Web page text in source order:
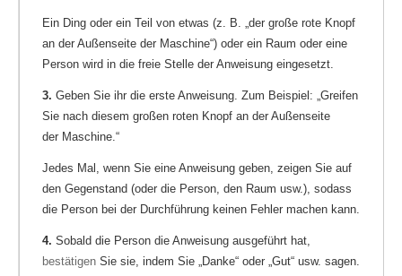
Ein Ding oder ein Teil von etwas (z. B. „der große rote Knopf
an der Außenseite der Maschine“) oder ein Raum oder eine
Person wird in die freie Stelle der Anweisung eingesetzt.
3. Geben Sie ihr die erste Anweisung. Zum Beispiel: „Greifen
Sie nach diesem großen roten Knopf an der Außenseite
der Maschine.“
Jedes Mal, wenn Sie eine Anweisung geben, zeigen Sie auf
den Gegenstand (oder die Person, den Raum usw.), sodass
die Person bei der Durchführung keinen Fehler machen kann.
4. Sobald die Person die Anweisung ausgeführt hat,
bestätigen Sie sie, indem Sie „Danke“ oder „Gut“ usw. sagen.